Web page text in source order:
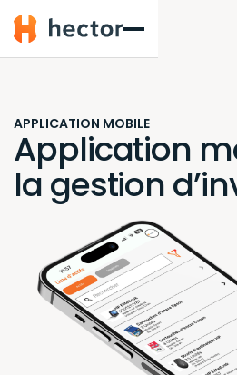
Hector
APPLICATION MOBILE
Application
la gestion